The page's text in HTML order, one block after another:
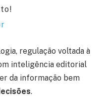
regulação voltada à
inteligência editorial
da informação bem
.